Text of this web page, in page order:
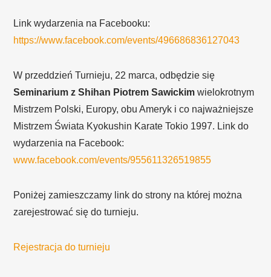
Link wydarzenia na Facebooku:
https://www.facebook.com/events/496686836127043
W przeddzień Turnieju, 22 marca, odbędzie się
Seminarium z Shihan Piotrem Sawickim wielokrotnym
Mistrzem Polski, Europy, obu Ameryk i co najważniejsze
Mistrzem Świata Kyokushin Karate Tokio 1997. Link do
wydarzenia na Facebook:
www.facebook.com/events/955611326519855
Poniżej zamieszczamy link do strony na której można
zarejestrować się do turnieju.
Rejestracja do turnieju